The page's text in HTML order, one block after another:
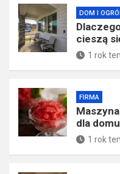
DOM I
cieszą
1 rok
FIRMA
dla
1 rok